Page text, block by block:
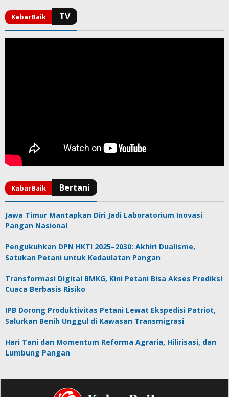
Jawa Timur Mantapkan Diri Jadi Laboratorium Inovasi
Pangan Nasional
Pengukuhkan DPN HKTI 2025–2030: Akhiri Dualisme,
Satukan Petani untuk Kedaulatan Pangan
Transformasi Digital BMKG, Kini Petani Bisa Akses Prediksi
Cuaca Berbasis Risiko
IPB Dorong Produktivitas Petani Lewat Ekspedisi Patriot,
Salurkan Benih Unggul di Kawasan Transmigrasi
Hari Tani dan Momentum Reforma Agraria, Hilirisasi, dan
Lumbung Pangan